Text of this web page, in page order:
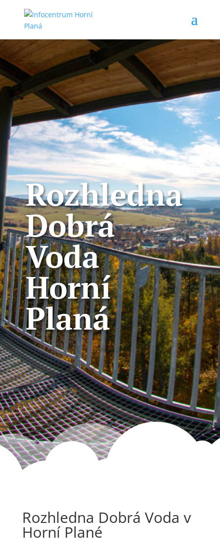
Rozhledna
Dobrá
Voda
Horní
Planá
Rozhledna Dobrá Voda v
Horní Plané